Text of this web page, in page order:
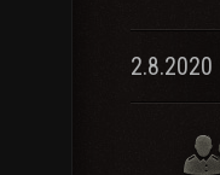
2.8.2020